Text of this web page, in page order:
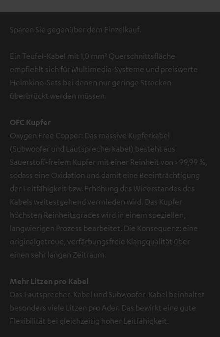
Sparen Sie gegenüber dem Einzelkauf.
Ein Teufel-Kabel mit 1,0 mm² Querschnittsfläche
empfiehlt sich für Multimedia-Systeme und preiswerte
Heimkino-Sets bei denen nur geringe Strecken
überbrückt werden müssen.
OFC Kupfer
Oxygen Free Copper: Das massive Kupferkabel
(Subwoofer und Lautsprecherkabel) besteht aus
Sauerstoff-freiem Kupfer mit einer Reinheit von > 99,99 %,
sodass eine Oxidation und damit eine Beeinträchtigung
der Leitfähigkeit bzw. Erhöhung des Widerstandes des
Kabels weitestgehend vermieden wird. Das Kupfer
höchsten Reinheitsgrades wird in einem speziellen,
langwierigen Prozess bearbeitet. Die Konsequenz: eine
originalgetreue, verfärbungsfreie Klangqualität über
einen sehr langen Zeitraum.
Mehr Litzen pro Kabel
Das Lautsprecher-Kabel und Subwoofer-Kabel beinhaltet
besonders viele Litzen pro Ader. Das bewirkt eine gute
Flexibilität bei gleichzeitig hoher Leitfähigkeit.